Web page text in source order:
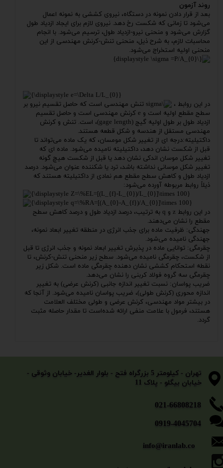
روند آزمون
بعد از قرار دادن نمونه در دستگاه، نیروی کششی به نمونه اعمال
می‌شود تا زمانی که شکست رخ دهد. نیروی لازم برای ایجاد ازدیاد طول
گزارش می‌شود و منحنی نیرو-ازدیاد طول، ترسیم می‌شود. با انجام
محاسبات لازم، به شرح ذیل، منحنی تنش-کرنش مهندسی از این
منحنی اولیه استخراج می‌شود.
در این روابط ،
تنش مهندسی است که حاصل تقسیم نیرو بر
سطح مقطع اولیه است و e کرنش مهندسی است و حاصل تقسیم
ازدیاد طول بر طول اولیه گیج (gage length)، است. تنش و کرنش
مهندسی مستقل از هندسه و شکل قطعه هستند.
داکتیلیته:درجه ای از تغییر شکل مومسان، که یک ماده می‌تواند تا
قبل از شکست نشان دهد، داکتیلیته نامیده می‌شود. ماده ای که
تغییر شکل موسان اندکی نشان دهد یا قبل از شکست هیچ گونه
تغییر شکل موسانی نداشته باشد، ترد یا شکننده عنوان می‌شود. درصد
ازدیاد طول و کاهش سطح مقطع هم نمادی از داکتیلیته هستند که
ذیلاً روابط مربوطه آورده می‌شود:
در این روابط z و q به ترتیب، درصد ازدیاد طول و درصد کاهش سطح
مقطع را نشان می‌دهند.
جهندگی: ظرفیت ماده برای جذب انرژی در منطقه تغییر ابعاد نمونه،
جهندگی نامیده می‌شود.
چقرمگی: توانایی ماده در پذیرش تغییر ابعاد نمونه و جذب انرژی تا قبل
از شکست، چقرمگی نامیده می‌شود. سطح زیر منحنی تنش-کرنش، تا
نقطه استحکام کششی نشان دهنده چقرمگی ماده است. شکل زیر
چقرمگی سه گروه فولاد کربنی را نشان می‌دهد.
ضریب پواسان: نسبت تغییر اندازه جانبی (کرنش عرضی) به تغییر
اندازه محوری (کرنش طولی)، ضریب پواسان نامیده می‌شود. از آنجا که
در بیشتر مواد مهندسی، کرنش عرضی و طولی مختلف العلامت
هستند، فرمول با علامت منفی ارائه شده‌است تا مقدار حاصله مثبت
گردد.
​​​​​021-66808218
0919-4045704
​​​​​​​تهران - کیلومتر 5 بزرگراه فتح - بلوار الغدیر- خیابان وثوقی -
خیابان بیگلو - پلاک 11
info@iranlab.co